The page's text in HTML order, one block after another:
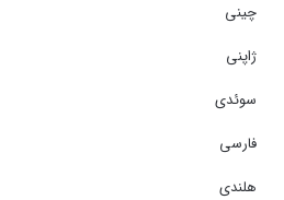
چینی
ژاپنی
سوئدی
فارسی
هلندی